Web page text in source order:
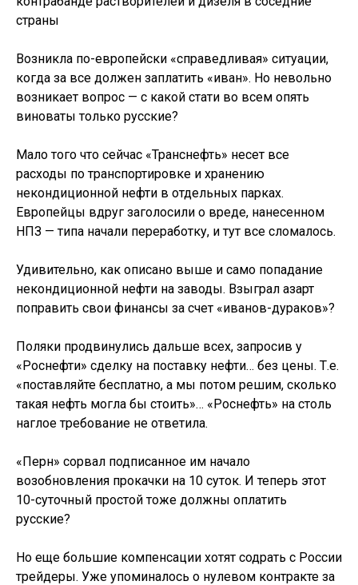
страны
Возникла по-европейски «справедливая» ситуации,
когда за все должен заплатить «иван». Но невольно
возникает вопрос — с какой стати во всем опять
виноваты только русские?
Мало того что сейчас «Транснефть» несет все
расходы по транспортировке и хранению
некондиционной нефти в отдельных парках.
Европейцы вдруг заголосили о вреде, нанесенном
НПЗ — типа начали переработку, и тут все сломалось.
Удивительно, как описано выше и само попадание
некондиционной нефти на заводы. Взыграл азарт
поправить свои финансы за счет «иванов-дураков»?
Поляки продвинулись дальше всех, запросив у
«Роснефти» сделку на поставку нефти… без цены. Т.е.
«поставляйте бесплатно, а мы потом решим, сколько
такая нефть могла бы стоить»… «Роснефть» на столь
наглое требование не ответила.
«Перн» сорвал подписанное им начало
возобновления прокачки на 10 суток. И теперь этот
10-суточный простой тоже должны оплатить
русские?
Но еще большие компенсации хотят содрать с России
трейдеры. Уже упоминалось о нулевом контракте за